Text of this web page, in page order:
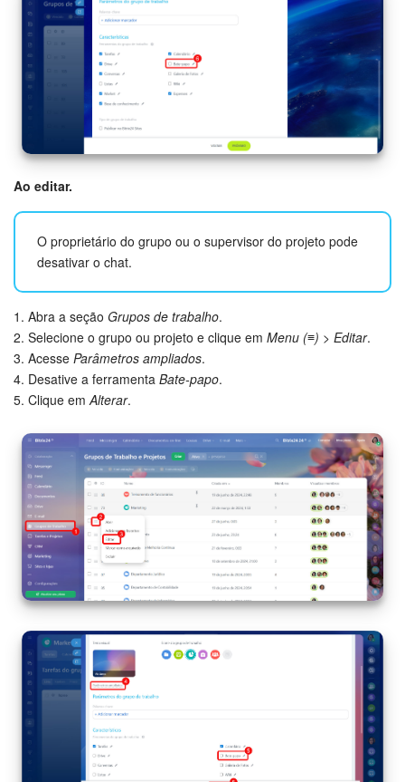
Ao editar.
O proprietário do grupo ou o supervisor do projeto pode
desativar o chat.
1. Abra a seção Grupos de trabalho.
2. Selecione o grupo ou projeto e clique em Menu (≡) > Editar.
3. Acesse Parâmetros ampliados.
4. Desative a ferramenta Bate-papo.
5. Clique em Alterar.